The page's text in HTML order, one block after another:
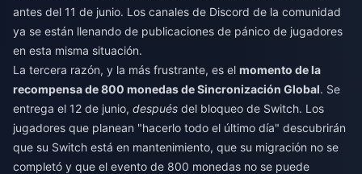
antes del 11 de junio. Los canales de Discord de la comunidad
ya se están llenando de publicaciones de pánico de jugadores
en esta misma situación.
La tercera razón, y la más frustrante, es el momento de la
recompensa de 800 monedas de Sincronización Global. Se
entrega el 12 de junio, después del bloqueo de Switch. Los
jugadores que planean "hacerlo todo el último día" descubrirán
que su Switch está en mantenimiento, que su migración no se
completó y que el evento de 800 monedas no se puede